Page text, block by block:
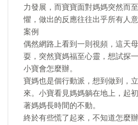
力發展，而寶寶面對媽媽突然而
懼，做出的反應往往出乎所有人
案例
偶然網路上看到一則視頻，這天
耍，突然寶媽福至心靈，想試探
小寶會怎麼辦。
寶媽也是個行動派，想到做到，
來。小寶看見媽媽躺在地上，起
著媽媽長時間的不動。
終於有些慌了起來，不知道怎麼